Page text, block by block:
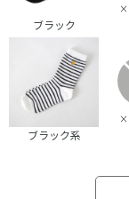
ブラック
×
ブラック系
×